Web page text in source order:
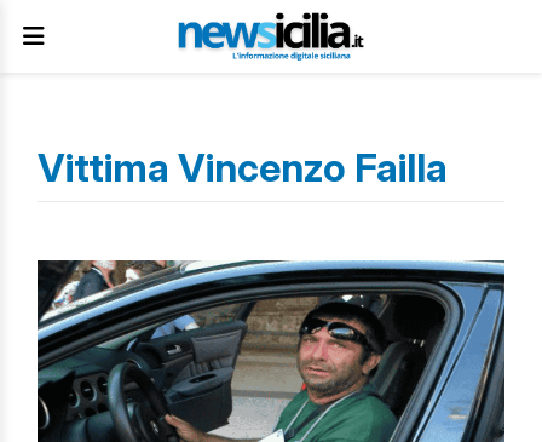
Vittima Vincenzo Failla